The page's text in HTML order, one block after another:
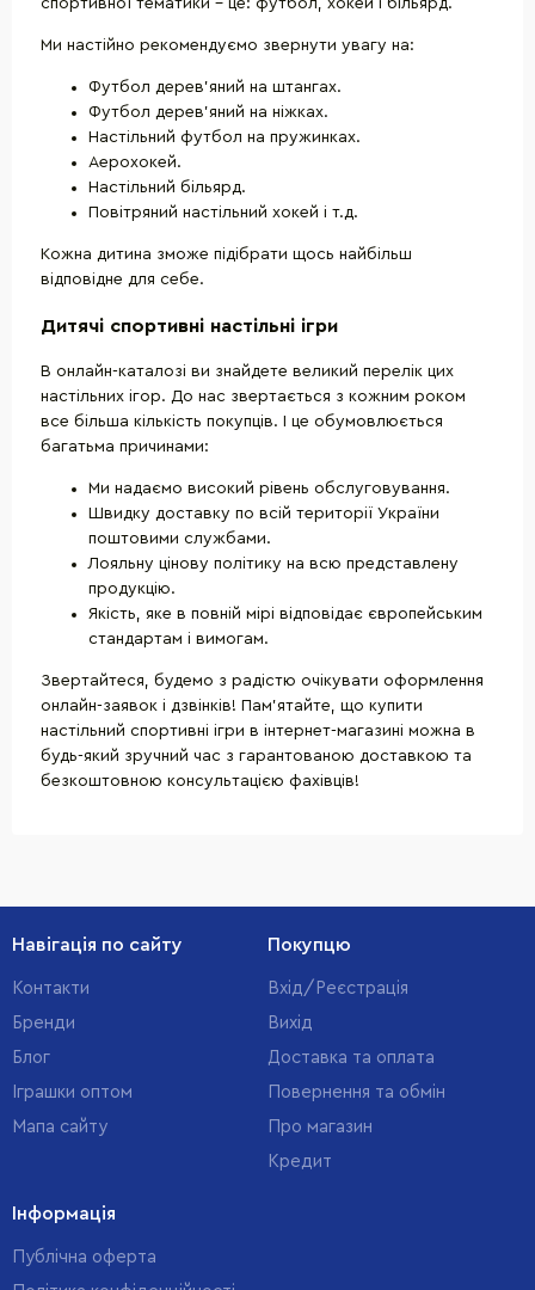
Ми настійно рекомендуємо звернути увагу на:
Футбол дерев'яний на штангах.
Футбол дерев'яний на ніжках.
Настільний футбол на пружинках.
Аерохокей.
Настільний більярд.
Повітряний настільний хокей і т.д.
Кожна дитина зможе підібрати щось найбільш
відповідне для себе.
Дитячі спортивні настільні ігри
В онлайн-каталозі ви знайдете великий перелік цих
настільних ігор. До нас звертається з кожним роком
все більша кількість покупців. І це обумовлюється
багатьма причинами:
Ми надаємо високий рівень обслуговування.
Швидку доставку по всій території України
поштовими службами.
Лояльну цінову політику на всю представлену
продукцію.
Якість, яке в повній мірі відповідає європейським
стандартам і вимогам.
Звертайтеся, будемо з радістю очікувати оформлення
онлайн-заявок і дзвінків! Пам'ятайте, що купити
настільний спортивні ігри в інтернет-магазині можна в
будь-який зручний час з гарантованою доставкою та
безкоштовною консультацією фахівців!
Навігація по сайту
Контакти
Бренди
Блог
Іграшки оптом
Мапа сайту
Покупцю
Вхід/Реєстрація
Вихід
Доставка та оплата
Повернення та обмін
Про магазин
Кредит
Інформація
Публічна оферта